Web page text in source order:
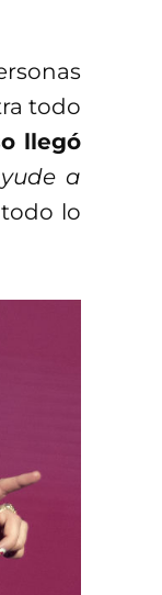
todo
llegó
a
lo